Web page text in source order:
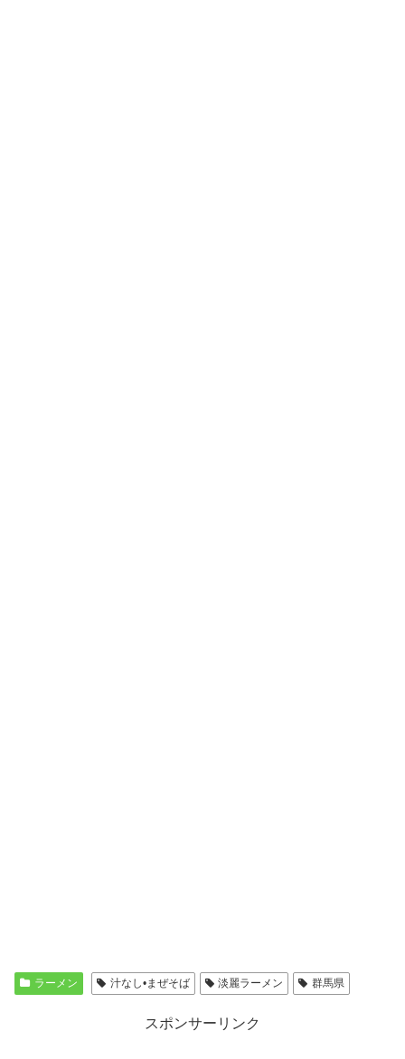
ラーメン 汁なし•まぜそば 淡麗ラーメン 群馬県
スポンサーリンク